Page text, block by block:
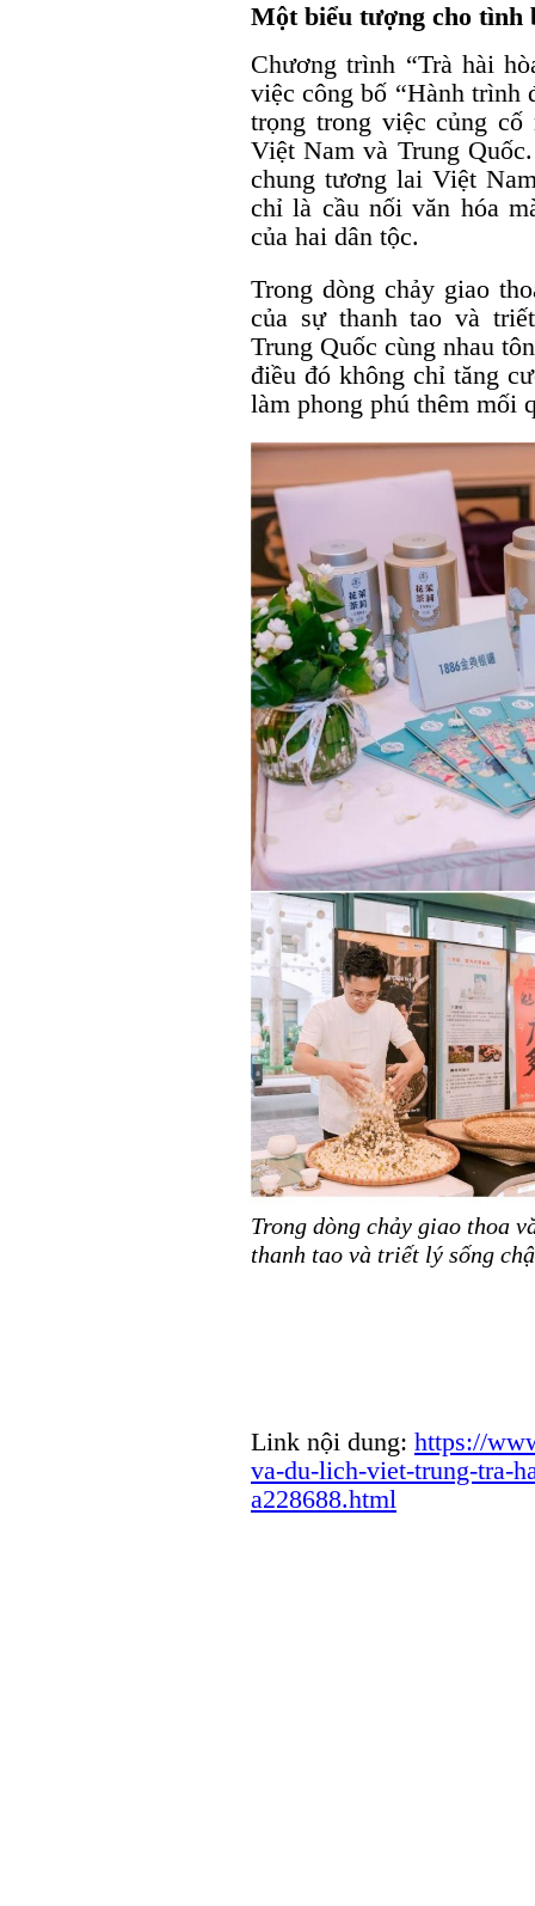
Một biểu tượng cho tình
Chương trình “Trà hài
việc công bố “Hành trình
trọng trong việc củng
Việt Nam và Trung
chung tương lai Việt
chỉ là cầu nối văn hóa
của hai dân tộc.
Trong dòng chảy giao
của sự thanh tao và
Trung Quốc cùng nhau
điều đó không chỉ tăng
làm phong phú thêm mối
Trong dòng chảy giao thoa
thanh tao và triết lý sống
Link nội dung: https://
va-du-lich-viet-trung-tra-
a228688.html